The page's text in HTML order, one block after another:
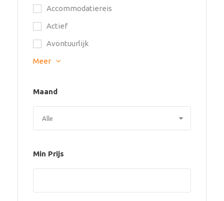
Accommodatiereis
Actief
Avontuurlijk
Meer
Maand
Min Prijs